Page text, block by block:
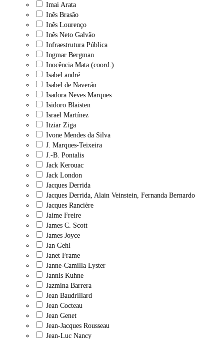
Imai Arata
Inês Brasão
Inês Lourenço
Inês Neto Galvão
Infraestrutura Pública
Ingmar Bergman
Inocência Mata (coord.)
Isabel andré
Isabel de Naverán
Isadora Neves Marques
Isidoro Blaisten
Israel Martínez
Itziar Ziga
Ivone Mendes da Silva
J. Marques-Teixeira
J.-B. Pontalis
Jack Kerouac
Jack London
Jacques Derrida
Jacques Derrida, Alain Veinstein, Fernanda Bernardo
Jacques Rancière
Jaime Freire
James C. Scott
James Joyce
Jan Gehl
Janet Frame
Janne-Camilla Lyster
Jannis Kuhne
Jazmina Barrera
Jean Baudrillard
Jean Cocteau
Jean Genet
Jean-Jacques Rousseau
Jean-Luc Nancy